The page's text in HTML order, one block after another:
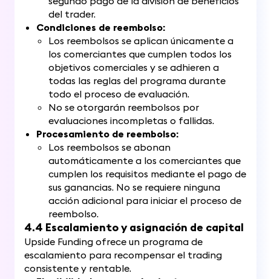
del trader.
Condiciones de reembolso:
Los reembolsos se aplican únicamente a
los comerciantes que cumplen todos los
objetivos comerciales y se adhieren a
todas las reglas del programa durante
todo el proceso de evaluación.
No se otorgarán reembolsos por
evaluaciones incompletas o fallidas.
Procesamiento de reembolso:
Los reembolsos se abonan
automáticamente a los comerciantes que
cumplen los requisitos mediante el pago de
sus ganancias. No se requiere ninguna
acción adicional para iniciar el proceso de
reembolso.
4.4 Escalamiento y asignación de capital
Upside Funding ofrece un programa de
escalamiento para recompensar el trading
consistente y rentable.